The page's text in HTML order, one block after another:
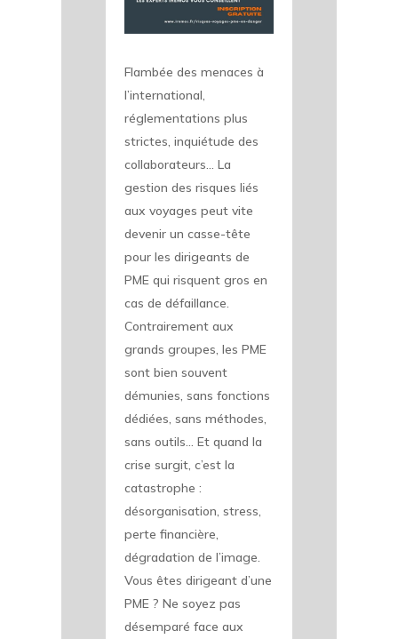
Flambée des menaces à
l’international,
réglementations plus
strictes, inquiétude des
collaborateurs… La
gestion des risques liés
aux voyages peut vite
devenir un casse-tête
pour les dirigeants de
PME qui risquent gros en
cas de défaillance.
Contrairement aux
grands groupes, les PME
sont bien souvent
démunies, sans fonctions
dédiées, sans méthodes,
sans outils… Et quand la
crise surgit, c’est la
catastrophe :
désorganisation, stress,
perte financière,
dégradation de l’image.
Vous êtes dirigeant d’une
PME ? Ne soyez pas
désemparé face aux